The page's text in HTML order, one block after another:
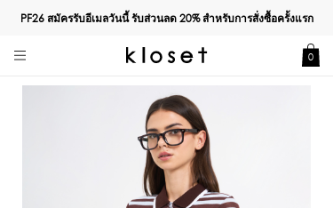
PF26 สมัครรับอีเมลวันนี้ รับส่วนลด20%สำหรับการสั่งซื้อครั้งแรก
0